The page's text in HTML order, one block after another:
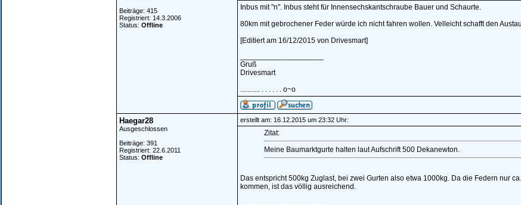
Beiträge: 415
Registriert: 14.3.2006
Status: Offline
Inbus mit "n". Inbus steht für Innensechskantschraube Bauer und Schaurte.
80km mit gebrochener Feder würde ich nicht fahren wollen. Velleicht schafft den
[Editiert am 16/12/2015 von Drivesmart]
Gruß
Drivesmart
........... . . . . . . o~o
Haegar28
Ausgeschlossen
Beiträge: 391
Registriert: 22.6.2011
Status: Offline
erstellt am: 16.12.2015 um 23:32 Uhr:
Zitat:
Meine Baumarktgurte halten laut Aufschrift 500 Dekanewton.
Das entspricht 500kg Zuglast, bei zwei Gurten also etwa 1000kg. Da die Federn nur
kommen, ist das völlig ausreichend.